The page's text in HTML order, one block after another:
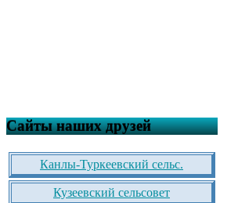
Сайты наших друзей
Канлы-Туркеевский сельс.
Кузеевский сельсовет